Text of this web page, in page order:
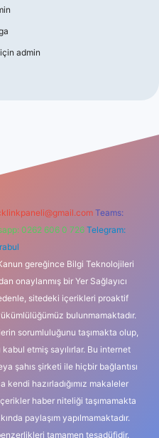
için admin
Teams:
0262 606 0 726 Telegram:
gereğince Bilgi Teknolojileri
onaylanmış bir Yer Sağlayıcı
sitedeki içerikleri proaktif
bulunmamaktadır.
sorumluluğunu taşımakta olup,
etmiş sayılırlar. Bu internet
şahıs şirketi ile hiçbir bağlantısı
kendi hazırladığımız makaleler
haber niteliği taşımamakta
paylaşım yapılmamaktadır.
tamamen tesadüfidir.